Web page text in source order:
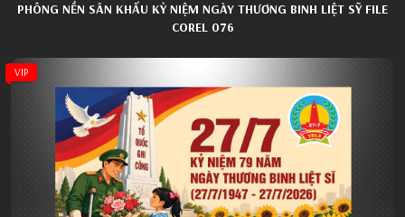
PHÔNG NỀN SÂN KHẤU KỶ NIỆM NGÀY THƯƠNG BINH LIỆT SỸ FILE
COREL 076
VIP